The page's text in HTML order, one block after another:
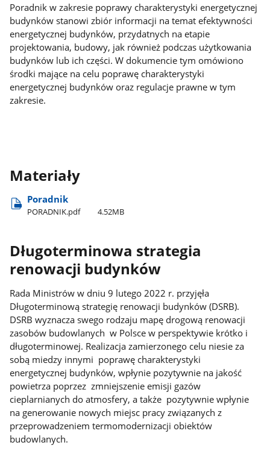
Poradnik w zakresie poprawy charakterystyki energetycznej
budynków stanowi zbiór informacji na temat efektywności
energetycznej budynków, przydatnych na etapie
projektowania, budowy, jak również podczas użytkowania
budynków lub ich części. W dokumencie tym omówiono
środki mające na celu poprawę charakterystyki
energetycznej budynków oraz regulacje prawne w tym
zakresie.
Materiały
Poradnik
PORADNIK.pdf 4.52MB
Długoterminowa strategia
renowacji budynków
Rada Ministrów w dniu 9 lutego 2022 r. przyjęła
Długoterminową strategię renowacji budynków (DSRB).
DSRB wyznacza swego rodzaju mapę drogową renowacji
zasobów budowlanych w Polsce w perspektywie krótko i
długoterminowej. Realizacja zamierzonego celu niesie za
sobą miedzy innymi poprawę charakterystyki
energetycznej budynków, wpłynie pozytywnie na jakość
powietrza poprzez zmniejszenie emisji gazów
cieplarnianych do atmosfery, a także pozytywnie wpłynie
na generowanie nowych miejsc pracy związanych z
przeprowadzeniem termomodernizacji obiektów
budowlanych.